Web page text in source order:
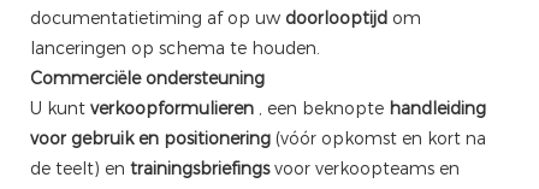
documentatietiming af op uw doorlooptijd om
lanceringen op schema te houden.
Commerciële ondersteuning
U kunt verkoopformulieren , een beknopte handleiding
voor gebruik en positionering (vóór opkomst en kort na
de teelt) en trainingsbriefingsvoor verkoopteams en